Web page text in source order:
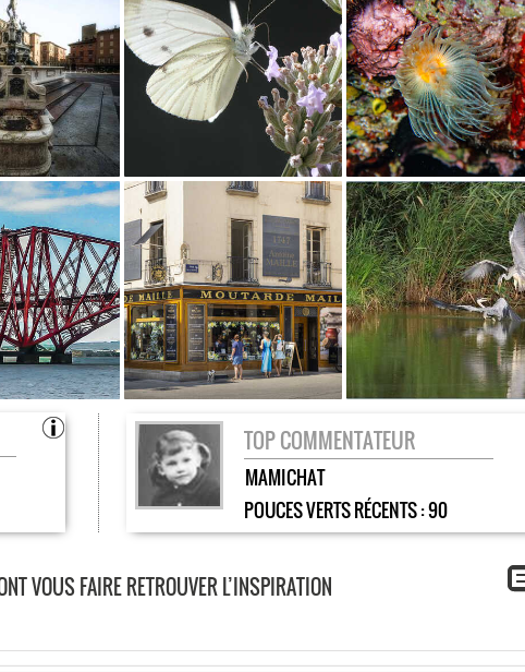
TOP COMMENTATEUR
MAMICHAT
POUCES VERTS RÉCENTS :90
VOUS FAIRE RETROUVER L’INSPIRATION